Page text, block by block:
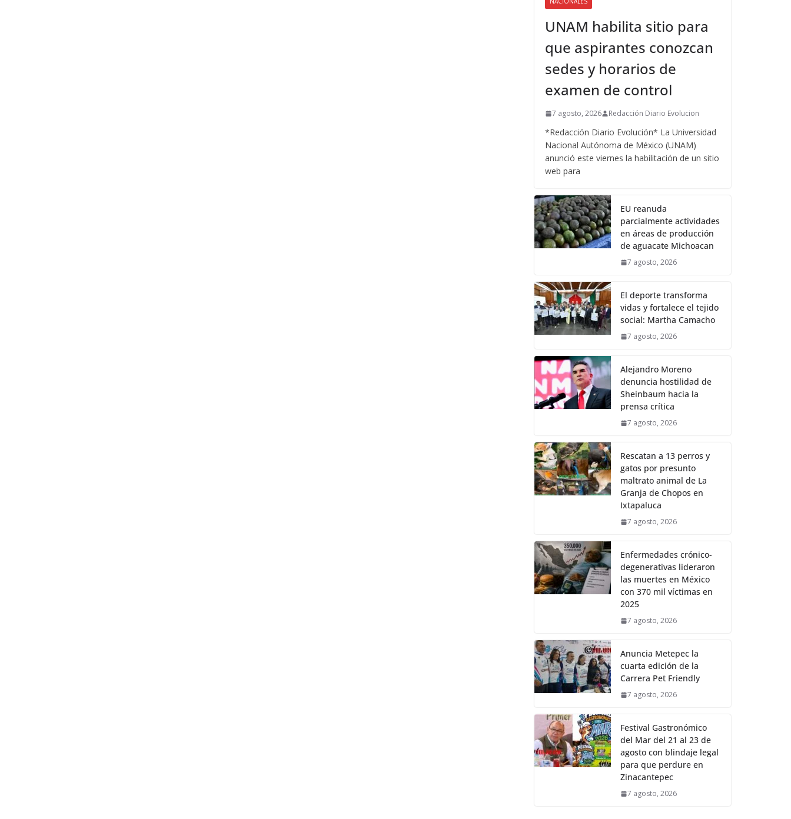
UNAM habilita sitio para
que aspirantes conozcan
sedes y horarios de
examen de control
7 agosto, 2026 Redacción Diario Evolucion
*Redacción Diario Evolución* La Universidad
Nacional Autónoma de México (UNAM)
anunció este viernes la habilitación de un sitio
web para
EU reanuda
parcialmente actividades
en áreas de producción
de aguacate Michoacan
7 agosto, 2026
El deporte transforma
vidas y fortalece el tejido
social: Martha Camacho
7 agosto, 2026
Alejandro Moreno
denuncia hostilidad de
Sheinbaum hacia la
prensa crítica
7 agosto, 2026
Rescatan a 13 perros y
gatos por presunto
maltrato animal de La
Granja de Chopos en
Ixtapaluca
7 agosto, 2026
Enfermedades crónico-
degenerativas lideraron
las muertes en México
con 370 mil víctimas en
2025
7 agosto, 2026
Anuncia Metepec la
cuarta edición de la
Carrera Pet Friendly
7 agosto, 2026
Festival Gastronómico
del Mar del 21 al 23 de
agosto con blindaje legal
para que perdure en
Zinacantepec
7 agosto, 2026